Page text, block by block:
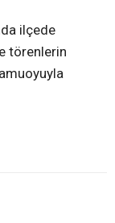
ilçede
törenlerin